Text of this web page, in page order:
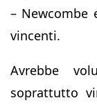
– Newcombe
vincenti.
Avrebbe
soprattutto